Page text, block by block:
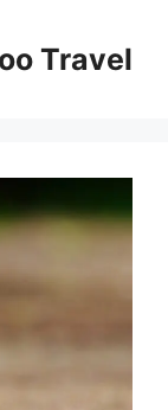
Travel